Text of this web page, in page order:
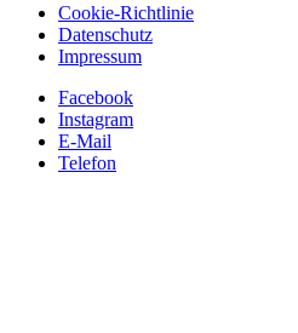
Cookie-Richtlinie
Datenschutz
Impressum
Facebook
Instagram
E-Mail
Telefon